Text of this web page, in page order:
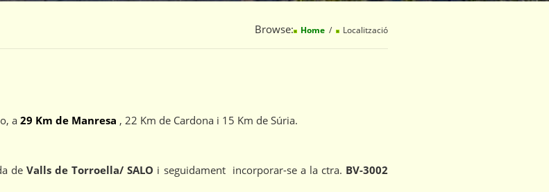
Browse: Home Localització
a 29 Km de Manresa , 22 Km de Cardona i 15 Km de Súria.
deValls de Torroella/ SALO i seguidament incorporar-se a la ctra. BV-3002